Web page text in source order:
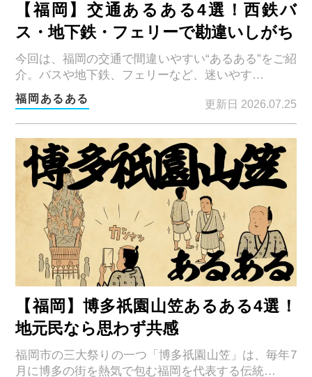
【福岡】交通あるある4選！西鉄バ
ス・地下鉄・フェリーで勘違いしがち
今回は、福岡の交通で間違いやすい“あるある”をご紹
介。バスや地下鉄、フェリーなど、迷いやす…
福岡あるある 更新日 2026.07.25
【福岡】博多祇園山笠あるある4選！
地元民なら思わず共感
福岡市の三大祭りの一つ「博多祇園山笠」は、毎年7
月に博多の街を熱気で包む福岡を代表する伝統…